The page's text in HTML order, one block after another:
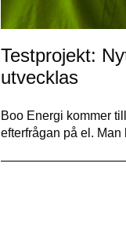
Testprojekt:
utvecklas
Boo Energi kommer
efterfrågan på el.